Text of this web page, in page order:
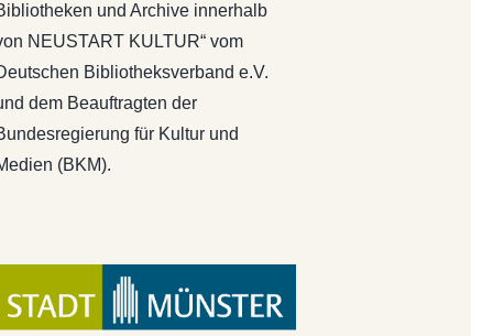
und Archive innerhalb
NEUSTART KULTUR“ vom
Bibliotheksverband e.V.
dem Beauftragten der
für Kultur und
(BKM).